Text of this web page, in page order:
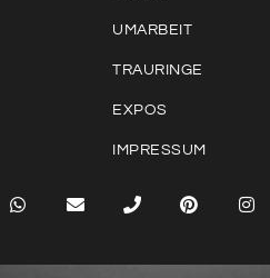
UMARBEIT
TRAURINGE
EXPOS
IMPRESSUM